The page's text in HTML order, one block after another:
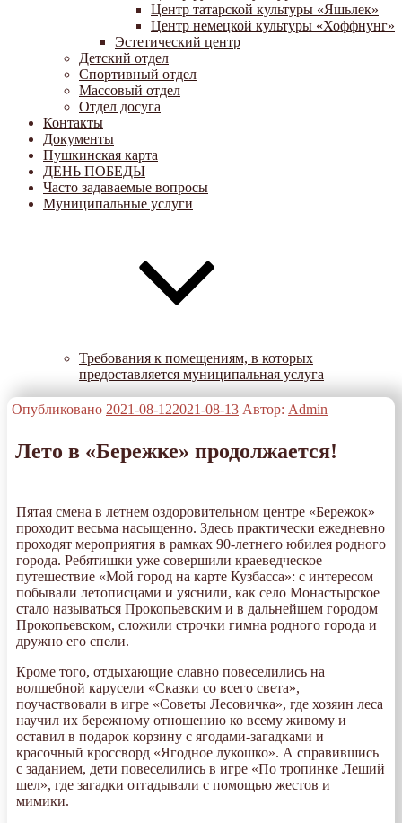
Центр татарской культуры «Яшьлек»
Центр немецкой культуры «Хоффнунг»
Эстетический центр
Детский отдел
Спортивный отдел
Массовый отдел
Отдел досуга
Контакты
Документы
Пушкинская карта
ДЕНЬ ПОБЕДЫ
Часто задаваемые вопросы
Муниципальные услуги
Требования к помещениям, в которых
предоставляется муниципальная услуга
Опубликовано 2021-08-122021-08-13 Автор: Admin
Лето в «Бережке» продолжается!
Пятая смена в летнем оздоровительном центре «Бережок»
проходит весьма насыщенно. Здесь практически ежедневно
проходят мероприятия в рамках 90-летнего юбилея родного
города. Ребятишки уже совершили краеведческое
путешествие «Мой город на карте Кузбасса»: с интересом
побывали летописцами и уяснили, как село Монастырское
стало называться Прокопьевским и в дальнейшем городом
Прокопьевском, сложили строчки гимна родного города и
дружно его спели.
Кроме того, отдыхающие славно повеселились на
волшебной карусели «Сказки со всего света»,
поучаствовали в игре «Советы Лесовичка», где хозяин леса
научил их бережному отношению ко всему живому и
оставил в подарок корзину с ягодами-загадками и
красочный кроссворд «Ягодное лукошко». А справившись
с заданием, дети повеселились в игре «По тропинке Леший
шел», где загадки отгадывали с помощью жестов и
мимики.